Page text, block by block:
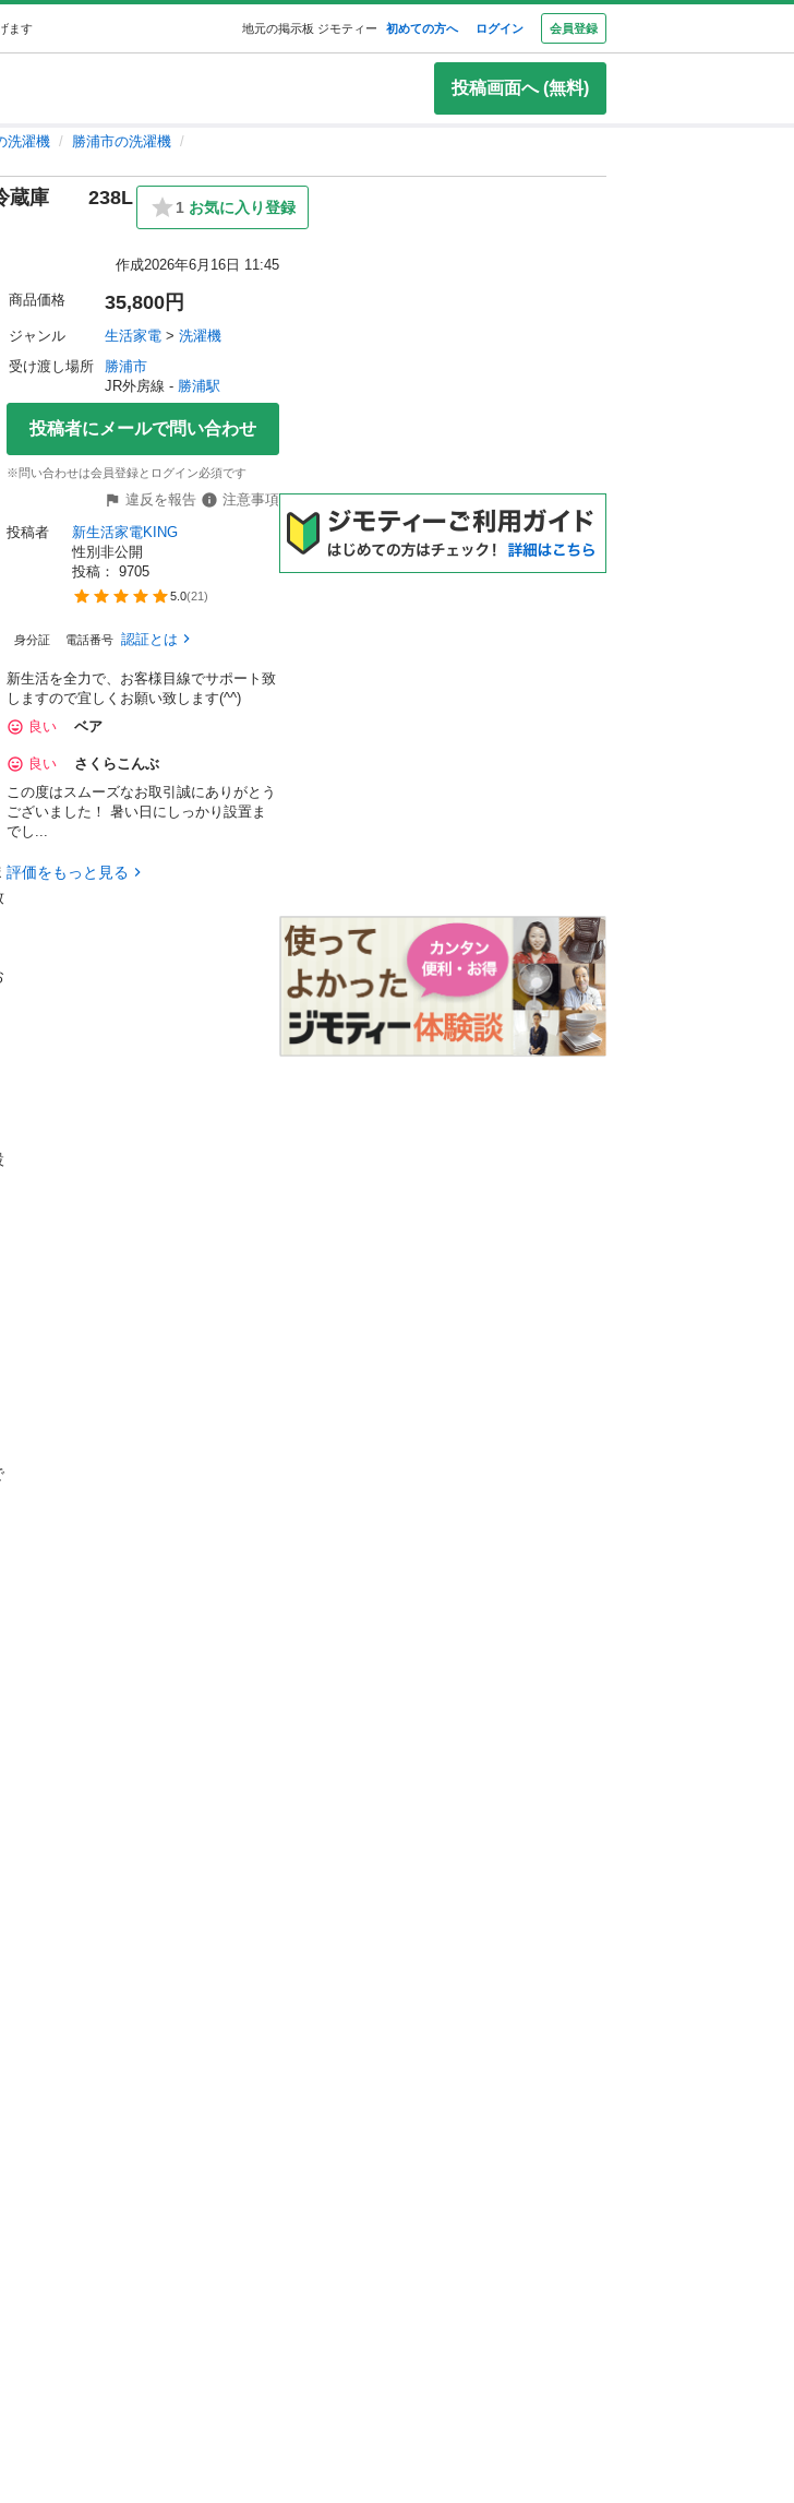
ます 地元の掲示板 ジモティー 初めての方へ ログイン 会員登録
投稿画面へ (無料)
洗濯機
勝浦市の洗濯機
冷蔵庫 238L 1 お気に入り登録
作成2026年6月16日 11:45
商品価格 35,800円
ジャンル 生活家電 > 洗濯機
受け渡し場所
勝浦市
JR外房線 - 勝浦駅
投稿者にメールで問い合わせ
※問い合わせは会員登録とログイン必須です
違反を報告
注意事項
投稿者
新生活家電KING
性別非公開
投稿： 9705
5.0(21)
身分証 電話番号 認証とは
新生活を全力で、お客様目線でサポート致
しますので宜しくお願い致します(^^)
良い
ベア
良い
さくらこんぶ
この度はスムーズなお取引誠にありがとう
ございました！ 暑い日にしっかり設置ま
でし...
評価をもっと見る